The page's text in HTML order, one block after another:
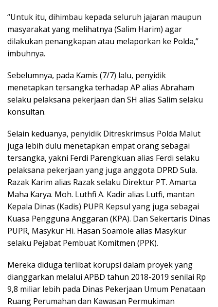
“Untuk itu, dihimbau kepada seluruh jajaran maupun
masyarakat yang melihatnya (Salim Harim) agar
dilakukan penangkapan atau melaporkan ke Polda,”
imbuhnya.
Sebelumnya, pada Kamis (7/7) lalu, penyidik
menetapkan tersangka terhadap AP alias Abraham
selaku pelaksana pekerjaan dan SH alias Salim selaku
konsultan.
Selain keduanya, penyidik Ditreskrimsus Polda Malut
juga lebih dulu menetapkan empat orang sebagai
tersangka, yakni Ferdi Parengkuan alias Ferdi selaku
pelaksana pekerjaan yang juga anggota DPRD Sula.
Razak Karim alias Razak selaku Direktur PT. Amarta
Maha Karya. Moh. Luthfi A. Kadir alias Lutfi, mantan
Kepala Dinas (Kadis) PUPR Kepsul yang juga sebagai
Kuasa Pengguna Anggaran (KPA). Dan Sekertaris Dinas
PUPR, Masykur Hi. Hasan Soamole alias Masykur
selaku Pejabat Pembuat Komitmen (PPK).
Mereka diduga terlibat korupsi dalam proyek yang
dianggarkan melalui APBD tahun 2018-2019 senilai Rp
9,8 miliar lebih pada Dinas Pekerjaan Umum Penataan
Ruang Perumahan dan Kawasan Permukiman